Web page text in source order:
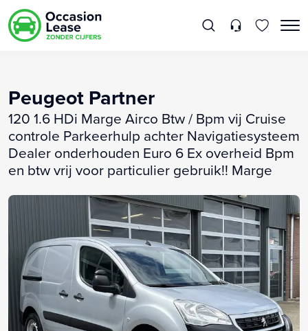
Peugeot Partner
120 1.6 HDi Marge Airco Btw / Bpm vij Cruise
controle Parkeerhulp achter Navigatiesysteem
Dealer onderhouden Euro 6 Ex overheid Bpm
en btw vrij voor particulier gebruik!! Marge